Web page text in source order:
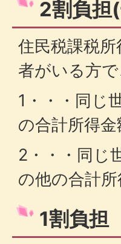
2割負担
住民税課税
者がいる方
1・・・同じ
の合計所得
2・・・同じ
の他の合計
1割負担